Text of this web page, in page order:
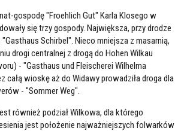
gospodę "Froehlich Gut" Karla Klosego w
się trzy gospody. Największa, przy drodze
"Gasthaus Schirbel". Nieco mniejsza z masarnią,
drogi centralnej z drogą do Hohen Wilkau
- "Gasthaus und Fleischerei Wilhelma
całą wioskę aż do Widawy prowadziła droga dla
- "Sommer Weg".
również podział Wilkowa, dla którego
jest położenie najważniejszych folwarków